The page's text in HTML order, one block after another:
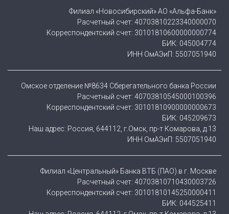
Филиал «Новосибирский» АО «Альфа-Банк»
Расчетный счет: 40703810223340000070
Корреспондентский счет: 30101810600000000774
БИК: 045004774
ИНН ОмАЭиП: 5507051940
Омское отделение №8634 Сберегательного банка России
Расчетный счет: 40703810545000100396
Корреспондентский счет: 30101810900000000673
БИК: 045209673
Наш адрес: Россия, 644112, г.Омск, пр-т Комарова, д.13
ИНН ОмАЭиП: 5507051940
Филиал «Центральный» Банка ВТБ (ПАО) в г. Москве
Расчетный счет: 40703810710430003726
Корреспондентский счет: 30101810145250000411
БИК: 044525411